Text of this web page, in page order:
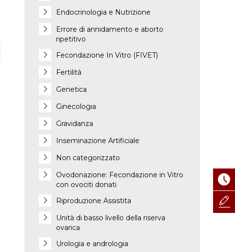
Endocrinologia e Nutrizione
Errore di annidamento e aborto
ripetitivo
Fecondazione In Vitro (FIVET)
Fertilità
Genetica
Ginecologia
Gravidanza
Inseminazione Artificiale
Non categorizzato
Ovodonazione: Fecondazione in Vitro
con ovociti donati
Riproduzione Assistita
Unità di basso livello della riserva
ovarica
Urologia e andrologia